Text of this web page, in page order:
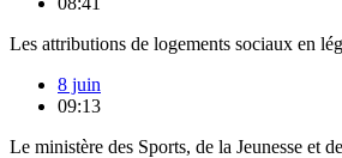
Les attributions de logements sociaux en
8 juin
09:13
Le ministère des Sports, de la Jeunesse et